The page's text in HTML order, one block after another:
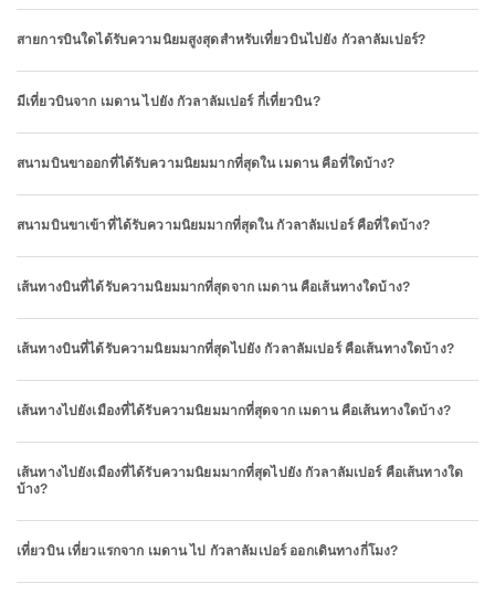
สายการบินใดได้รับความนิยมสูงสุดสำหรับเที่ยวบินไปยัง กัวลาลัมเปอร์?
มีเที่ยวบินจาก เมดาน ไปยัง กัวลาลัมเปอร์ กี่เที่ยวบิน?
สนามบินขาออกที่ได้รับความนิยมมากที่สุดใน เมดาน คือที่ใดบ้าง?
สนามบินขาเข้าที่ได้รับความนิยมมากที่สุดใน กัวลาลัมเปอร์ คือที่ใดบ้าง?
เส้นทางบินที่ได้รับความนิยมมากที่สุดจาก เมดาน คือเส้นทางใดบ้าง?
เส้นทางบินที่ได้รับความนิยมมากที่สุดไปยัง กัวลาลัมเปอร์ คือเส้นทางใดบ้าง?
เส้นทางไปยังเมืองที่ได้รับความนิยมมากที่สุดจาก เมดาน คือเส้นทางใดบ้าง?
เส้นทางไปยังเมืองที่ได้รับความนิยมมากที่สุดไปยัง กัวลาลัมเปอร์ คือเส้นทางใด
บ้าง?
เที่ยวบิน เที่ยวแรกจาก เมดาน ไป กัวลาลัมเปอร์ ออกเดินทางกี่โมง?